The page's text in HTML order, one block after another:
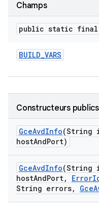
Champs
public static final
BUILD_VARS
Constructeurs publics
GceAvdInfo(String
hostAndPort)
GceAvdInfo(String
hostAndPort, Error
String errors, Gce